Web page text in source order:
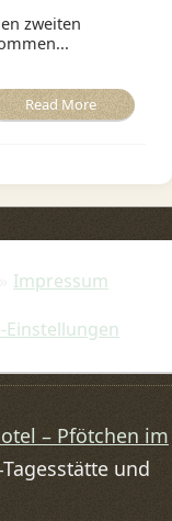
zweiten
Read More
Impressum
Einstellungen
– Pfötchen im
und